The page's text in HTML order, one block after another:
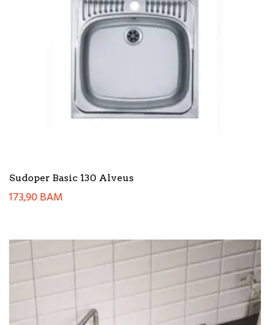
Sudoper Basic 130 Alveus
173,90BAM